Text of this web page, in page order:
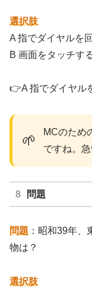
選択肢
A 指でダイヤルを
B 画面をタッチす
👉A 指でダイヤル
🌱
MCのため
ですね。
問題
問題 ：昭和39年、
物は？
選択肢